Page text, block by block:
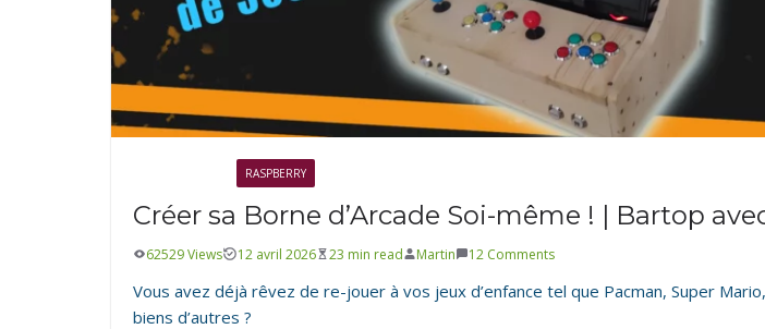
avec RecalBox
RASPBERRY
Créer sa Borne d’Arcade Soi-même ! | Bartop
62529 Views 12 avril 2026 23 min read Martin 12 Comments
Vous avez déjà rêvez de re-jouer à vos jeux d’enfance tel que Pacman, Super
biens d’autres ?